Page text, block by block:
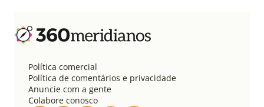
a
ç
Política comercial
Política de comentários e privacidade
Anuncie com a gente
Colabore conosco